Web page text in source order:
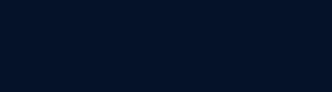
be published.